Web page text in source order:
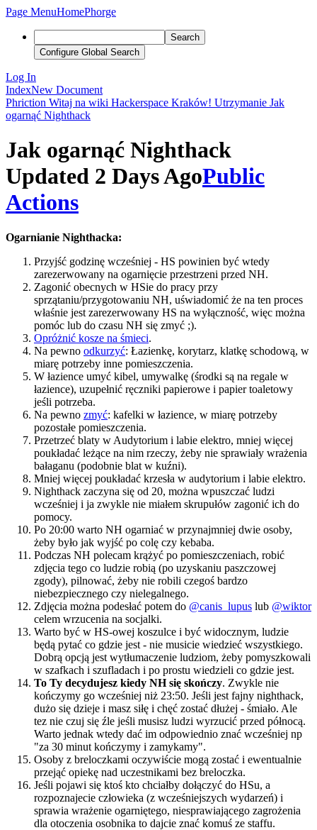
Page MenuHomePhorge
Search
Configure Global Search
Log In
IndexNew Document
Phriction Witaj na wiki Hackerspace Kraków! Utrzymanie Jak
ogarnąć Nighthack
Jak ogarnąć Nighthack
Updated 2 Days AgoPublic
Actions
Ogarnianie Nighthacka:
Przyjść godzinę wcześniej - HS powinien być wtedy
zarezerwowany na ogarnięcie przestrzeni przed NH.
Zagonić obecnych w HSie do pracy przy
sprzątaniu/przygotowaniu NH, uświadomić że na ten proces
właśnie jest zarezerwowany HS na wyłączność, więc można
pomóc lub do czasu NH się zmyć ;).
Opróżnić kosze na śmieci.
Na pewno odkurzyć: Łazienkę, korytarz, klatkę schodową, w
miarę potrzeby inne pomieszczenia.
W łazience umyć kibel, umywalkę (środki są na regale w
łazience), uzupełnić ręczniki papierowe i papier toaletowy
jeśli potrzeba.
Na pewno zmyć: kafelki w łazience, w miarę potrzeby
pozostałe pomieszczenia.
Przetrzeć blaty w Audytorium i labie elektro, mniej więcej
poukładać leżące na nim rzeczy, żeby nie sprawiały wrażenia
bałaganu (podobnie blat w kuźni).
Mniej więcej poukładać krzesła w audytorium i labie elektro.
Nighthack zaczyna się od 20, można wpuszczać ludzi
wcześniej i ja zwykle nie miałem skrupułów zagonić ich do
pomocy.
Po 20:00 warto NH ogarniać w przynajmniej dwie osoby,
żeby było jak wyjść po colę czy kebaba.
Podczas NH polecam krążyć po pomieszczeniach, robić
zdjęcia tego co ludzie robią (po uzyskaniu paszczowej
zgody), pilnować, żeby nie robili czegoś bardzo
niebezpiecznego czy nielegalnego.
Zdjęcia można podesłać potem do @canis_lupus lub @wiktor
celem wrzucenia na socjalki.
Warto być w HS-owej koszulce i być widocznym, ludzie
będą pytać co gdzie jest - nie musicie wiedzieć wszystkiego.
Dobrą opcją jest wytłumaczenie ludziom, żeby pomyszkowali
w szafkach i szufladach i po prostu wiedzieli co gdzie jest.
To Ty decydujesz kiedy NH się skończy. Zwykle nie
kończymy go wcześniej niż 23:50. Jeśli jest fajny nighthack,
dużo się dzieje i masz siłę i chęć zostać dłużej - śmiało. Ale
tez nie czuj się źle jeśli musisz ludzi wyrzucić przed północą.
Warto jednak wtedy dać im odpowiednio znać wcześniej np
"za 30 minut kończymy i zamykamy".
Osoby z breloczkami oczywiście mogą zostać i ewentualnie
przejąć opiekę nad uczestnikami bez breloczka.
Jeśli pojawi się ktoś kto chciałby dołączyć do HSu, a
rozpoznajecie człowieka (z wcześniejszych wydarzeń) i
sprawia wrażenie ogarniętego, niesprawiającego zagrożenia
dla otoczenia osobnika to dajcie znać komuś ze staffu.